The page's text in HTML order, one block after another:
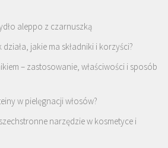
aleppo z czarnuszką
jakie ma składniki i korzyści?
– zastosowanie, właściwości i sposób
w pielęgnacji włosów?
narzędzie w kosmetyce i